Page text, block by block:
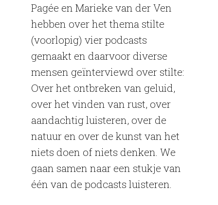
Pagée en Marieke van der Ven
hebben over het thema stilte
(voorlopig) vier podcasts
gemaakt en daarvoor diverse
mensen geïnterviewd over stilte:
Over het ontbreken van geluid,
over het vinden van rust, over
aandachtig luisteren, over de
natuur en over de kunst van het
niets doen of niets denken. We
gaan samen naar een stukje van
één van de podcasts luisteren.